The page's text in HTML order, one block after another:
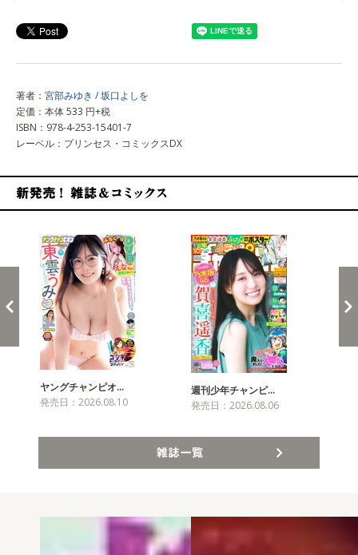
著者： 宮部みゆき /坂口よしを
定価：本体 533 円+税
ISBN：978-4-253-15401-7
レーベル：プリンセス・コミックスDX
ヤングチャンピオ…
発売日：2026.08.10
週刊少年チャンピ…
発売日：2026.08.06